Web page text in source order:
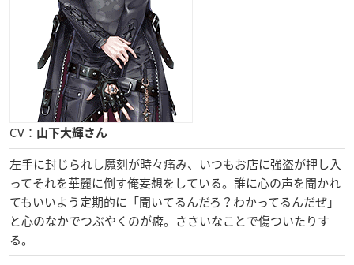
CV： 山下大輝さん
左手に封じられし魔刻が時々痛み、いつもお店に強盗が押し入
ってそれを華麗に倒す俺妄想をしている。誰に心の声を聞かれ
てもいいよう定期的に「聞いてるんだろ？わかってるんだぜ」
と心のなかでつぶやくのが癖。ささいなことで傷ついたりす
る。